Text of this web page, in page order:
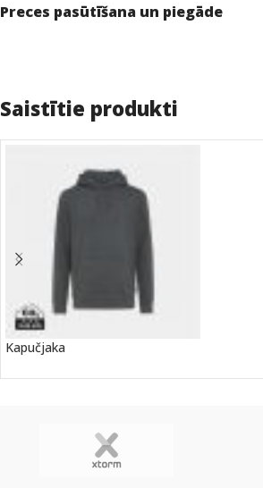
Preces pasūtīšana un piegāde
Saistītie produkti
Kapučjaka